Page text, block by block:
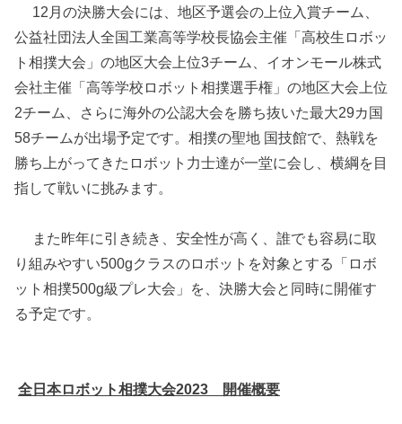
12月の決勝大会には、地区予選会の上位入賞チーム、
公益社団法人全国工業高等学校長協会主催「高校生ロボッ
ト相撲大会」の地区大会上位3チーム、イオンモール株式
会社主催「高等学校ロボット相撲選手権」の地区大会上位
2チーム、さらに海外の公認大会を勝ち抜いた最大29カ国
58チームが出場予定です。相撲の聖地 国技館で、熱戦を
勝ち上がってきたロボット力士達が一堂に会し、横綱を目
指して戦いに挑みます。
また昨年に引き続き、安全性が高く、誰でも容易に取
り組みやすい500gクラスのロボットを対象とする「ロボ
ット相撲500g級プレ大会」を、決勝大会と同時に開催す
る予定です。
全日本ロボット相撲大会2023 開催概要